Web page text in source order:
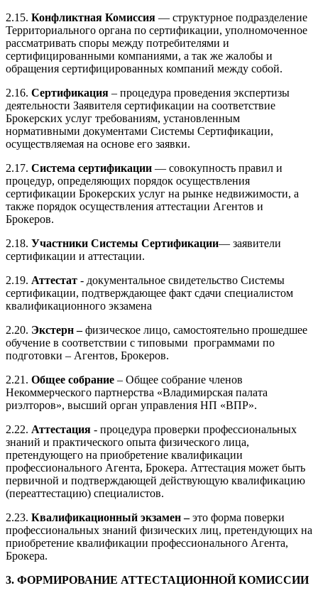
2.15. Конфликтная Комиссия — структурное подразделение
Территориального органа по сертификации, уполномоченное
рассматривать споры между потребителями и
сертифицированными компаниями, а так же жалобы и
обращения сертифицированных компаний между собой.
2.16. Сертификация – процедура проведения экспертизы
деятельности Заявителя сертификации на соответствие
Брокерских услуг требованиям, установленным
нормативными документами Системы Сертификации,
осуществляемая на основе его заявки.
2.17. Система сертификации — совокупность правил и
процедур, определяющих порядок осуществления
сертификации Брокерских услуг на рынке недвижимости, а
также порядок осуществления аттестации Агентов и
Брокеров.
2.18. Участники Системы Сертификации— заявители
сертификации и аттестации.
2.19. Аттестат - документальное свидетельство Системы
сертификации, подтверждающее факт сдачи специалистом
квалификационного экзамена
2.20. Экстерн –физическое лицо, самостоятельно прошедшее
обучение в соответствии с типовыми программами по
подготовки – Агентов, Брокеров.
2.21. Общее собрание – Общее собрание членов
Некоммерческого партнерства «Владимирская палата
риэлторов», высший орган управления НП «ВПР».
2.22. Аттестация - процедура проверки профессиональных
знаний и практического опыта физического лица,
претендующего на приобретение квалификации
профессионального Агента, Брокера. Аттестация может быть
первичной и подтверждающей действующую квалификацию
(переаттестацию) специалистов.
2.23. Квалификационный экзамен –это форма поверки
профессиональных знаний физических лиц, претендующих на
приобретение квалификации профессионального Агента,
Брокера.
3. ФОРМИРОВАНИЕ АТТЕСТАЦИОННОЙ КОМИССИИ